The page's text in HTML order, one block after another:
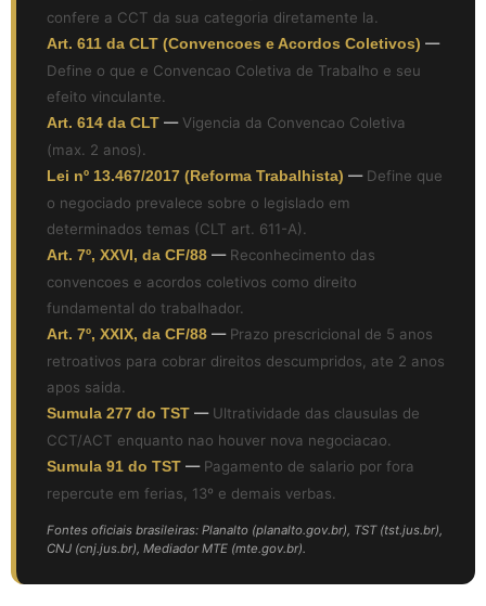
confere a CCT da sua categoria diretamente la.
Art. 611 da CLT (Convencoes e Acordos Coletivos) —
Define o que e Convencao Coletiva de Trabalho e seu
efeito vinculante.
Art. 614 da CLT — Vigencia da Convencao Coletiva
(max. 2 anos).
Lei nº 13.467/2017 (Reforma Trabalhista) — Define que
o negociado prevalece sobre o legislado em
determinados temas (CLT art. 611-A).
Art. 7º, XXVI, da CF/88 — Reconhecimento das
convencoes e acordos coletivos como direito
fundamental do trabalhador.
Art. 7º, XXIX, da CF/88 — Prazo prescricional de 5 anos
retroativos para cobrar direitos descumpridos, ate 2 anos
apos saida.
Sumula 277 do TST — Ultratividade das clausulas de
CCT/ACT enquanto nao houver nova negociacao.
Sumula 91 do TST — Pagamento de salario por fora
repercute em ferias, 13º e demais verbas.
Fontes oficiais brasileiras: Planalto (planalto.gov.br), TST (tst.jus.br),
CNJ (cnj.jus.br), Mediador MTE (mte.gov.br).